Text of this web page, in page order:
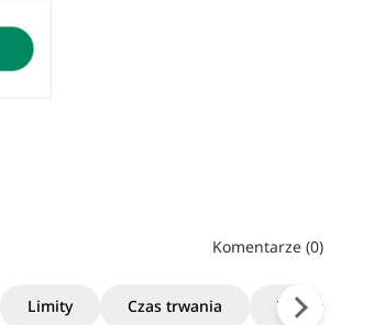
Komentarze (0)
Limity Czas trwania Terminy